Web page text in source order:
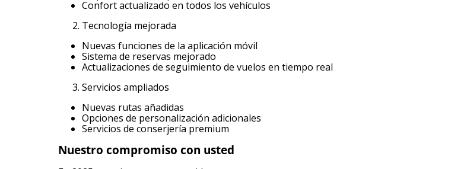
Confort actualizado en todos los vehículos
Tecnología mejorada
Nuevas funciones de la aplicación móvil
Sistema de reservas mejorado
Actualizaciones de seguimiento de vuelos en tiempo real
Servicios ampliados
Nuevas rutas añadidas
Opciones de personalización adicionales
Servicios de conserjería premium
Nuestro compromiso con usted